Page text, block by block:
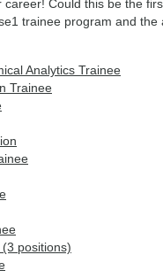
Could this be the
trainee program and
Analytics Trainee
Trainee
positions)